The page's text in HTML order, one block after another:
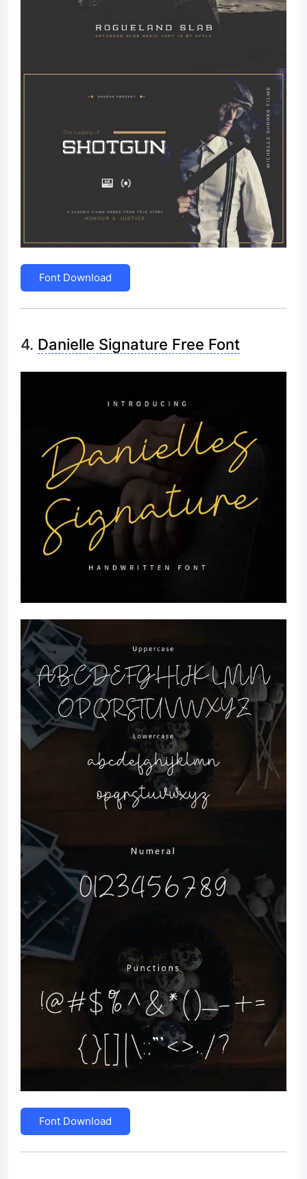
Font Download
4. Danielle Signature Free Font
Font Download